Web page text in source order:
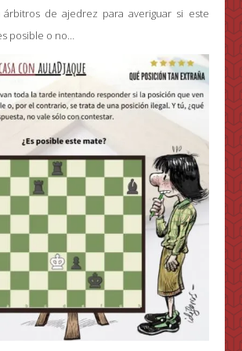
árbitros de ajedrez para averiguar si este
posible o no…